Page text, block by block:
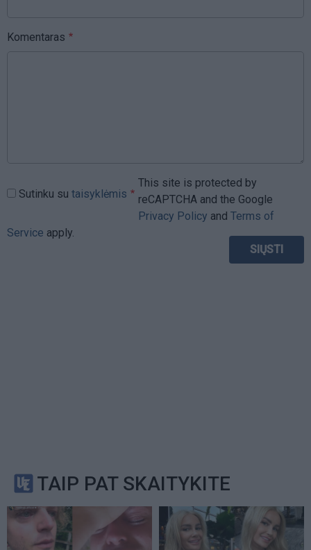
Komentaras
Sutinku su taisyklėmis
This site is protected by
reCAPTCHA and the Google
Privacy Policy and Terms of
Service apply.
TAIP PAT SKAITYKITE